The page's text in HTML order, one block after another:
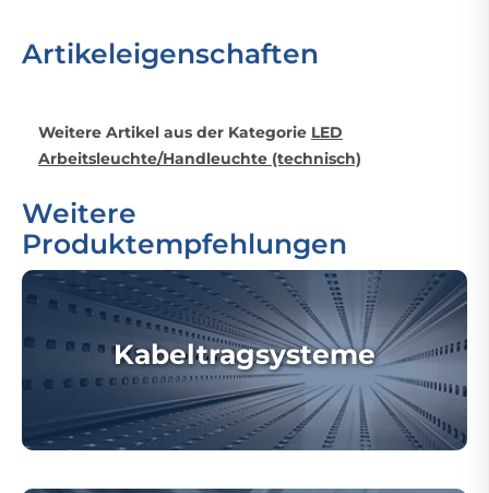
Artikeleigenschaften
Weitere Artikel aus der Kategorie LED
Arbeitsleuchte/Handleuchte (technisch)
Weitere
Produktempfehlungen
Kabeltragsysteme